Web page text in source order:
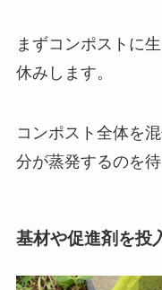
まずコンポストに
休みします。
コンポスト全体を
分が蒸発するのを待
基材や促進剤を投